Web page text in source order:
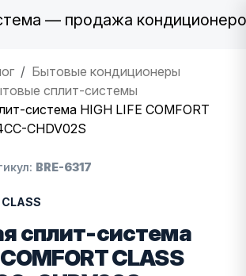
Бытовые кондиционеры
сплит-системы
система HIGH LIFE COMFORT
CHDV02S
BRE-6317
сплит-система
CLASS